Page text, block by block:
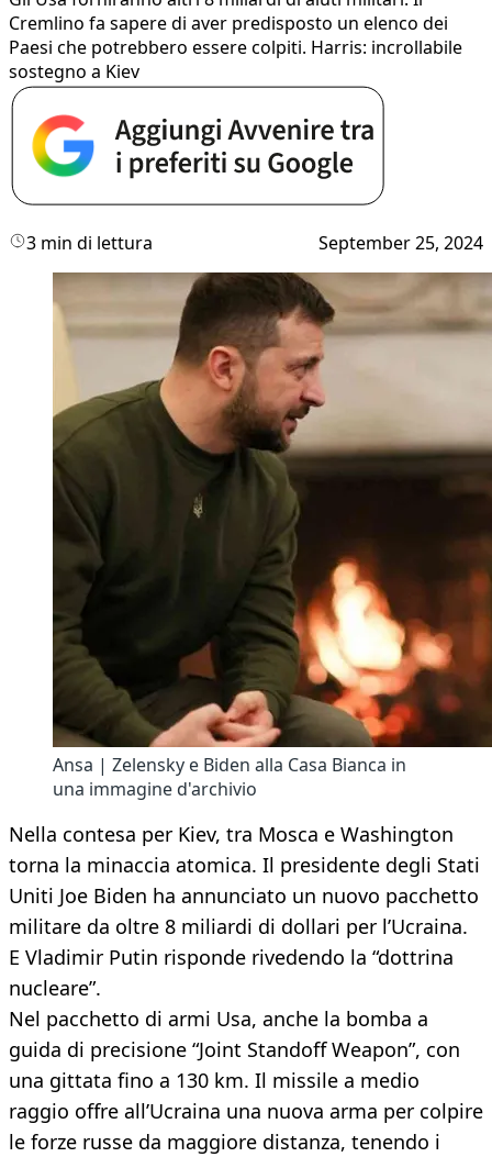
Cremlino fa sapere di aver predisposto un elenco dei
Paesi che potrebbero essere colpiti. Harris: incrollabile
sostegno a Kiev
3 min di lettura September 25, 2024
Ansa | Zelensky e Biden alla Casa Bianca in
una immagine d'archivio
Nella contesa per Kiev, tra Mosca e Washington
torna la minaccia atomica. Il presidente degli Stati
Uniti Joe Biden ha annunciato un nuovo pacchetto
militare da oltre 8 miliardi di dollari per l’Ucraina.
E Vladimir Putin risponde rivedendo la “dottrina
nucleare”.
Nel pacchetto di armi Usa, anche la bomba a
guida di precisione “Joint Standoff Weapon”, con
una gittata fino a 130 km. Il missile a medio
raggio offre all’Ucraina una nuova arma per colpire
le forze russe da maggiore distanza, tenendo i